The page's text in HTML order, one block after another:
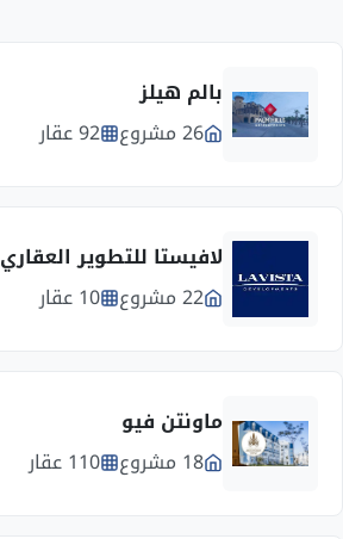
بالم هيلز
26 مشروع
92 عقار
لافيستا للتطوير العقاري
22 مشروع
10 عقار
ماونتن فيو
18 مشروع
110 عقار